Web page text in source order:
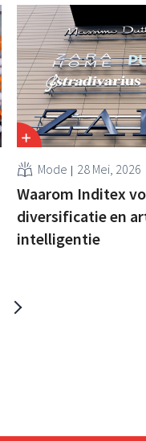
Mode 28 Mei, 2026
Waarom Inditex
diversificatie en
intelligentie